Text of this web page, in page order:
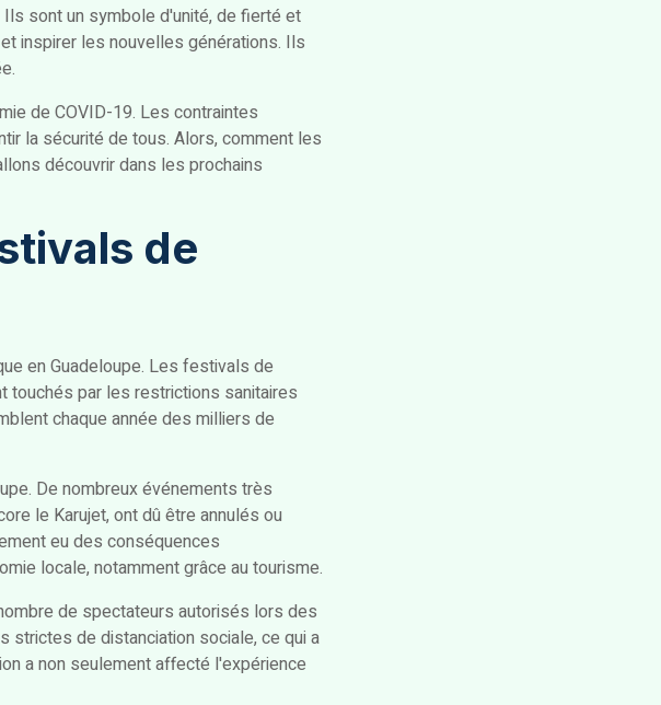
sont un symbole d'unité, de fierté et
inspirer les nouvelles générations. Ils
de COVID-19. Les contraintes
la sécurité de tous. Alors, comment les
découvrir dans les prochains
de
en Guadeloupe. Les festivals de
touchés par les restrictions sanitaires
chaque année des milliers de
De nombreux événements très
le Karujet, ont dû être annulés ou
eu des conséquences
locale, notamment grâce au tourisme.
de spectateurs autorisés lors des
strictes de distanciation sociale, ce qui a
a non seulement affecté l'expérience